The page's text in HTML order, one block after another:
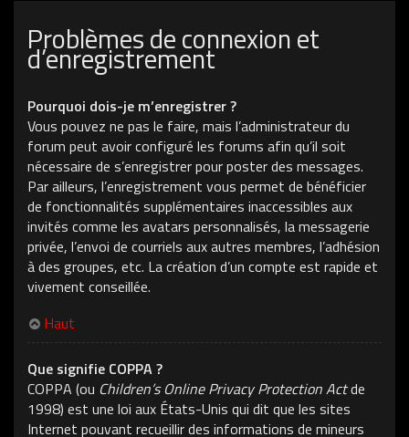
Problèmes de connexion et
d’enregistrement
Pourquoi dois-je m’enregistrer ?
Vous pouvez ne pas le faire, mais l’administrateur du
forum peut avoir configuré les forums afin qu’il soit
nécessaire de s’enregistrer pour poster des messages.
Par ailleurs, l’enregistrement vous permet de bénéficier
de fonctionnalités supplémentaires inaccessibles aux
invités comme les avatars personnalisés, la messagerie
privée, l’envoi de courriels aux autres membres, l’adhésion
à des groupes, etc. La création d’un compte est rapide et
vivement conseillée.
Haut
Que signifie COPPA ?
COPPA (ou Children’s Online Privacy Protection Actde
1998) est une loi aux États-Unis qui dit que les sites
Internet pouvant recueillir des informations de mineurs